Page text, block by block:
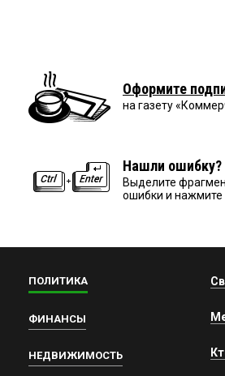
Оформите
на газету
Нашли ошибку?
Выделите
ошибки и нажмите
ПОЛИТИКА
ФИНАНСЫ
НЕДВИЖИМОСТЬ